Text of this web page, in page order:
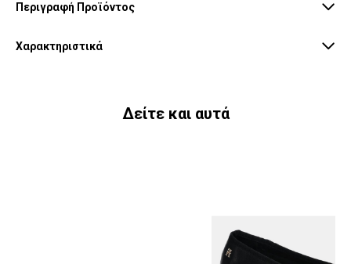
Περιγραφή Προϊόντος
Χαρακτηριστικά
Δείτε και αυτά